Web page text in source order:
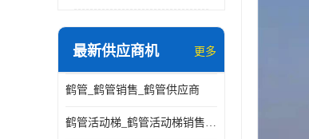
最新供应商机 更多
鹤管_鹤管销售_鹤管供应商
鹤管活动梯_鹤管活动梯销售_鹤管活动梯供应商